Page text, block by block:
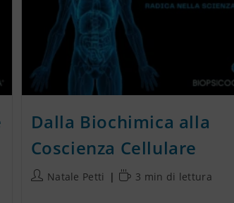
Dalla Biochimica alla
Coscienza Cellulare
Natale Petti 3 min di lettura